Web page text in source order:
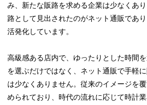
み、新たな販路を求める企業は少なくあ
路として見出されたのがネット通販であ
活発化しています。
高級感ある店内で、ゆったりとした時間
を選ぶだけではなく、ネット通販で手軽
は少なくありません。従来のイメージを
められており、時代の流れに応じて時計